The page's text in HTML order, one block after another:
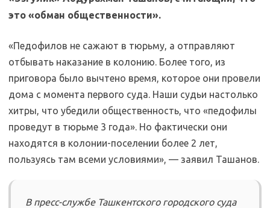
это «обман общественности».
«Педофилов не сажают в тюрьму, а отправляют
отбывать наказание в колонию. Более того, из
приговора было вычтено время, которое они провели
дома с момента первого суда. Наши судьи настолько
хитры, что убедили общественность, что «педофилы
проведут в тюрьме 3 года». Но фактически они
находятся в колонии-поселении более 2 лет,
пользуясь там всеми условиями», — заявил Ташанов.
В пресс-службе Ташкентского городского суда